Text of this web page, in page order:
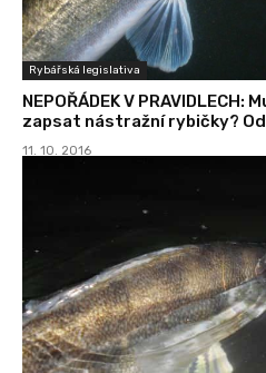
Rybářská legislativa
NEPOŘÁDEK V
zapsat nástražní rybičky?
11. 10. 2016